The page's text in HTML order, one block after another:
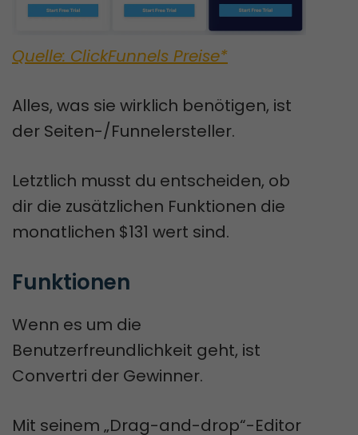
Quelle: ClickFunnels Preise*
Alles, was sie wirklich benötigen, ist
der Seiten-/Funnelersteller.
Letztlich musst du entscheiden, ob
dir die zusätzlichen Funktionen die
monatlichen $131 wert sind.
Funktionen
Wenn es um die
Benutzerfreundlichkeit geht, ist
Convertri der Gewinner.
Mit seinem „Drag-and-drop“-Editor